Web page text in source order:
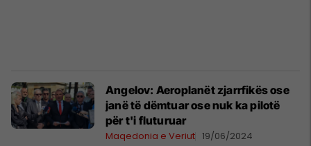
Angelov: Aeroplanët zjarrfikës ose
janë të dëmtuar ose nuk ka pilotë
për t'i fluturuar
Maqedonia e Veriut 19/06/2024